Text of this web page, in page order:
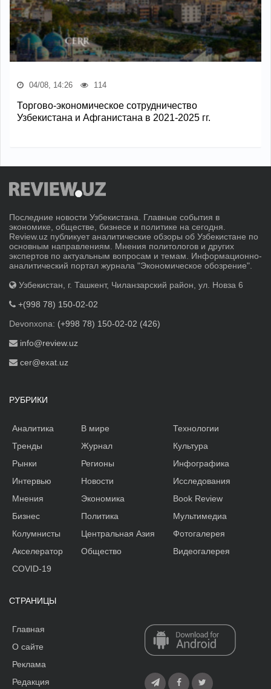
04/08, 14:26 114
Торгово-экономическое сотрудничество
Узбекистана и Афганистана в 2021-2025 гг.
Последние новости Узбекистана. Главные события в
экономике, обществе, бизнесе и политике на сегодня.
Review.uz публикует аналитические обзоры об Узбекистане по
основным направлениям. Мнения политологов и других
экспертов по актуальным вопросам и темам. Информационно-
аналитический портал журнала "Экономическое обозрение".
Узбекистан, г. Ташкент, Чиланзарский район, ул. Новза 6
+(998 78) 150-02-02
Devonxona: (+998 78) 150-02-02 (426)
info@review.uz
cer@exat.uz
РУБРИКИ
Аналитика
Тренды
Рынки
Интервью
Мнения
Бизнес
Колумнисты
Акселератор
В мире
Журнал
Регионы
Новости
Экономика
Политика
Центральная Азия
Общество
Технологии
Культура
Инфографика
Исследования
Book Review
Мультимедиа
Фотогалерея
Видеогалерея
COVID-19
СТРАНИЦЫ
Главная
О сайте
Реклама
Редакция